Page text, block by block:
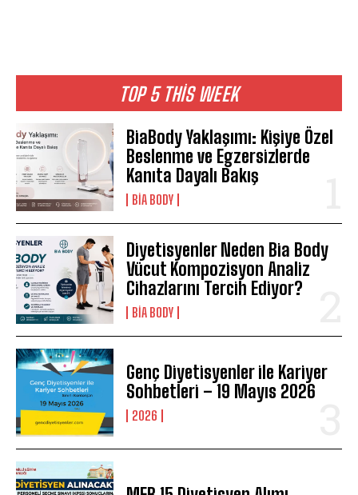
TOP 5 THIS WEEK
BiaBody Yaklaşımı: Kişiye Özel
Beslenme ve Egzersizlerde
Kanıta Dayalı Bakış
BIA BODY
Diyetisyenler Neden Bia Body
Vücut Kompozisyon Analiz
Cihazlarını Tercih Ediyor?
BIA BODY
Genç Diyetisyenler ile Kariyer
Sohbetleri – 19 Mayıs 2026
2026